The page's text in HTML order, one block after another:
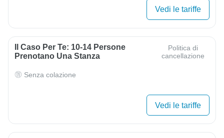
Vedi le tariffe
Il Caso Per Te: 10-14 Persone
Prenotano Una Stanza
Politica di
cancellazione
Senza colazione
Vedi le tariffe